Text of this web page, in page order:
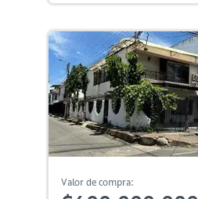
Valor de compra: